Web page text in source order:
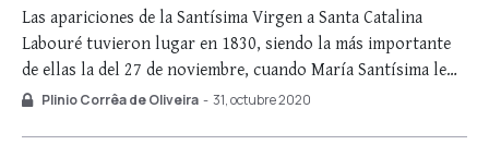
Las apariciones de la Santísima Virgen a Santa Catalina
Labouré tuvieron lugar en 1830, siendo la más importante
de ellas la del 27 de noviembre, cuando María Santísima le
reveló los tesoros de dádivas celestiales destinados al
Plinio Corrêa de Oliveira - 31, octubre 2020